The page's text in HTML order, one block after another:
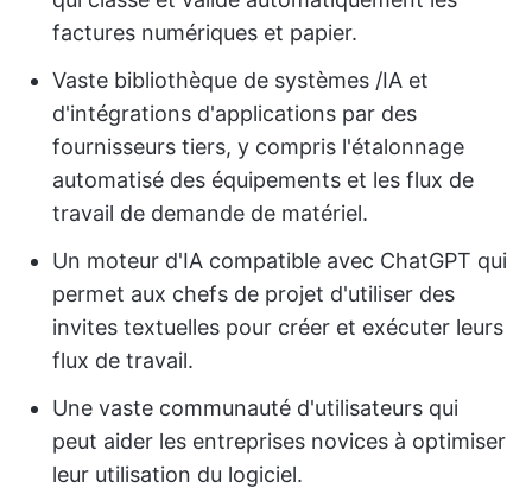
factures numériques et papier.
Vaste bibliothèque de systèmes /IA et
d'intégrations d'applications par des
fournisseurs tiers, y compris l'étalonnage
automatisé des équipements et les flux de
travail de demande de matériel.
Un moteur d'IA compatible avec ChatGPT qui
permet aux chefs de projet d'utiliser des
invites textuelles pour créer et exécuter leurs
flux de travail.
Une vaste communauté d'utilisateurs qui
peut aider les entreprises novices à optimiser
leur utilisation du logiciel.